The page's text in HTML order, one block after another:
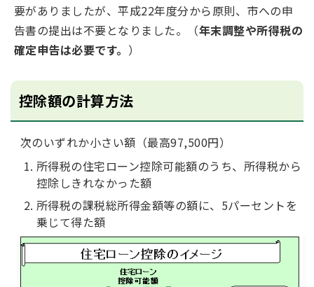
要がありましたが、平成22年度分から原則、市への申
告書の提出は不要となりました。（年末調整や所得税の
確定申告は必要です。 ）
控除額の計算方法
次のいずれか小さい額（最高97,500円）
所得税の住宅ローン控除可能額のうち、所得税から
控除しきれなかった額
所得税の課税総所得金額等の額に、5パーセントを
乗じて得た額